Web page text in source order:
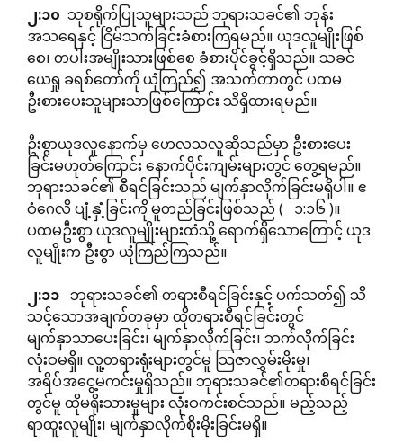
၂:၁၀ သုစရိုက်ပြုသူများသည် ဘုရားသခင်၏ ဘုန်း
အသရေနှင့် ငြိမ်သက်ခြင်းခံစားကြရမည်။ ယုဒလူမျိုးဖြစ်
စေ၊ တပါးအမျိုးသားဖြစ်စေ ခံစားပိုင်ခွင့်ရှိသည်။ သခင်
ယေရှု ခရစ်တော်ကို ယုံကြည်၍ အသက်တာတွင် ပထမ
ဦးစားပေးသူများသာဖြစ်ကြောင်း သိရှိထားရမည်။
ဦးစွာယုဒလူနောက်မှ ဟေလသလူဆိုသည်မှာ ဦးစားပေး
ခြင်းမဟုတ်ကြောင်း နောက်ပိုင်းကျမ်းများတွင် တွေ့ရမည်။
ဘုရားသခင်၏ စီရင်ခြင်းသည် မျက်နှာလိုက်ခြင်းမရှိပါ။ ဧ
ဝံဂေလိ ပျံ့နှံ့ခြင်းကို မူတည်ခြင်းဖြစ်သည် ( ၁:၁၆ )။
ပထမဦးစွာ ယုဒလူမျိုးများထံသို့ ရောက်ရှိသောကြောင့် ယုဒ
လူမျိုးက ဦးစွာ ယုံကြည်ကြသည်။
၂:၁၁ ဘုရားသခင်၏ တရားစီရင်ခြင်းနှင့် ပက်သတ်၍ သိ
သင့်သောအချက်တခုမှာ ထိုတရားစီရင်ခြင်းတွင်
မျက်နှာသာပေးခြင်း၊ မျက်နှာလိုက်ခြင်း၊ ဘက်လိုက်ခြင်း
လုံးဝမရှိ။ လူ့တရားရုံးများတွင်မူ သြဇာလွှမ်းမိုးမှု၊
အရိပ်အငွေ့မကင်းမှုရှိသည်။ ဘုရားသခင်၏တရားစီရင်ခြင်း
တွင်မူ ထိုမရိုးသားမှုများ လုံးဝကင်းစင်သည်။ မည့်သည့်
ရာထူးလူမျိုး၊ မျက်နှာလိုက်စိုးမိုးခြင်းမရှိ။